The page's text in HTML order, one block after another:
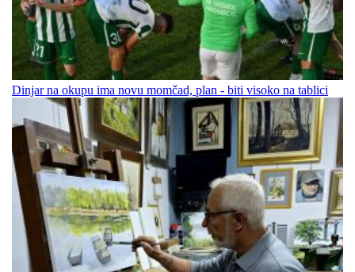
Dinjar na okupu ima novu momčad, plan - biti visoko na tablici